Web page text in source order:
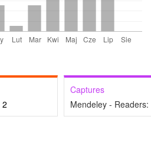
2
Captures
Mendeley - Readers: